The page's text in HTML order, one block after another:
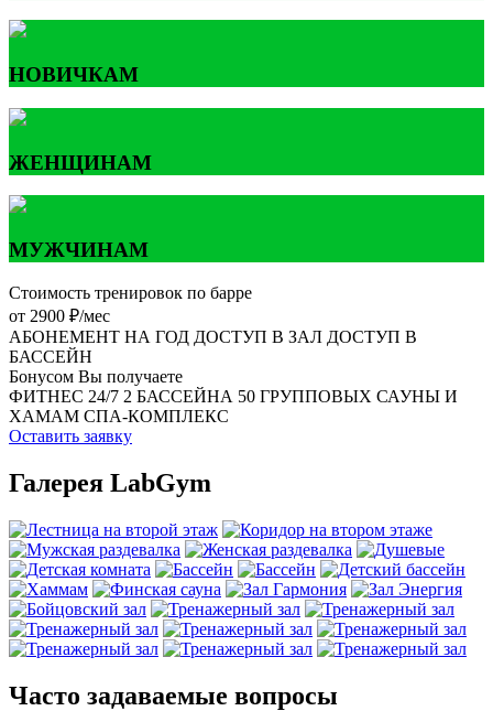
НОВИЧКАМ
ЖЕНЩИНАМ
МУЖЧИНАМ
Стоимость тренировок по барре
от 2900 ₽/мес
АБОНЕМЕНТ НА ГОД ДОСТУП В ЗАЛ ДОСТУП В
БАССЕЙН
Бонусом Вы получаете
ФИТНЕС 24/7 2 БАССЕЙНА 50 ГРУППОВЫХ САУНЫ И
ХАМАМ СПА-КОМПЛЕКС
Оставить заявку
Галерея LabGym
Часто задаваемые вопросы